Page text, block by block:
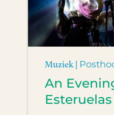
Muziek |
An
Esteruelas